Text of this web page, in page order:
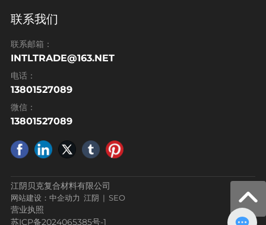
联系我们
联系邮箱：
INTLTRADE@163.NET
电话：
13801527089
微信：
13801527089
江阴贝克复合材料有限公司
网站建设： 中企动力 江阴 | SEO
营业执照
苏ICP备2024065385号-1